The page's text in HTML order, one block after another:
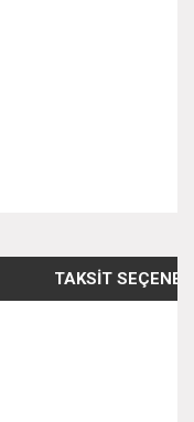
TAKSIT